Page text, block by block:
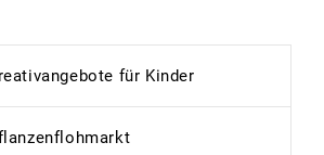
für Kinder